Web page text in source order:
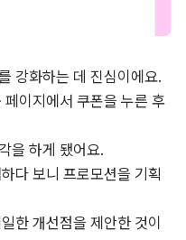
강화하는 데 진심이에요.
이지에서 쿠폰을 누른 후
을 하게 됐어요.
다 보니 프로모션을 기획
한 개선점을 제안한 것이